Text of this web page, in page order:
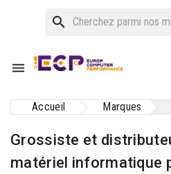
search

Accueil Marques
Grossiste et
matériel informatique